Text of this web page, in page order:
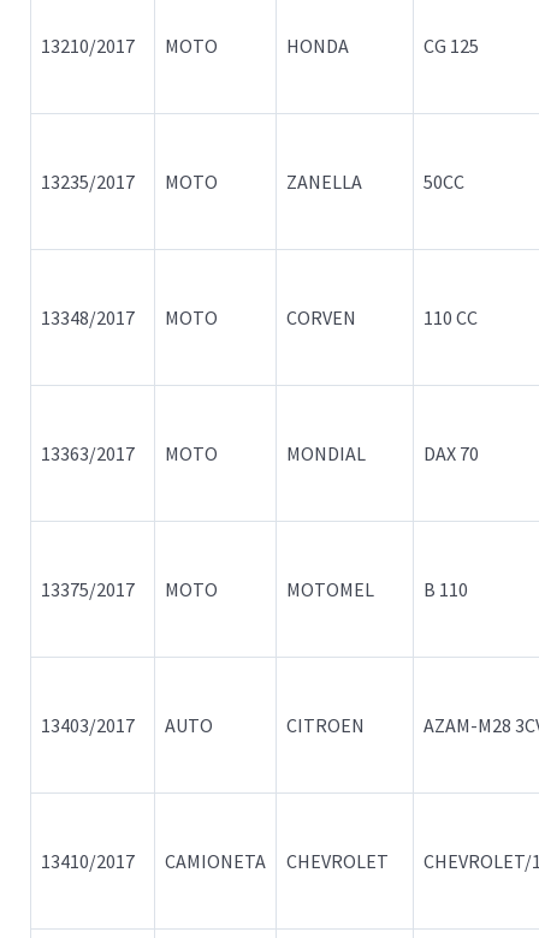
13210/2017 MOTO HONDA CG 125
13235/2017 MOTO ZANELLA 50CC
13348/2017 MOTO CORVEN 110 CC
13363/2017 MOTO MONDIAL DAX 70
13375/2017 MOTO MOTOMEL B 110
13403/2017 AUTO CITROEN AZAM-M28
13410/2017 CAMIONETA CHEVROLET CHEVROLET/